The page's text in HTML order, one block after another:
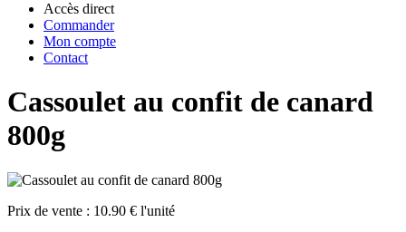
Accès direct
Commander
Mon compte
Contact
Cassoulet au confit de canard
800g
Prix de vente : 10.90 € l'unité